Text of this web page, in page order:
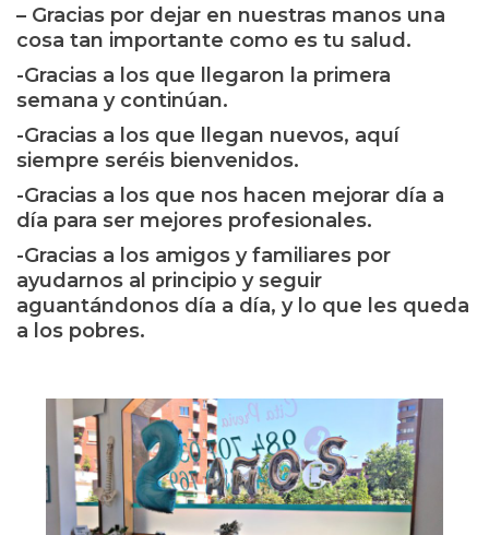
– Gracias por dejar en nuestras manos una
cosa tan importante como es tu salud.
-Gracias a los que llegaron la primera
semana y continúan.
-Gracias a los que llegan nuevos, aquí
siempre seréis bienvenidos.
-Gracias a los que nos hacen mejorar día a
día para ser mejores profesionales.
-Gracias a los amigos y familiares por
ayudarnos al principio y seguir
aguantándonos día a día, y lo que les queda
a los pobres.